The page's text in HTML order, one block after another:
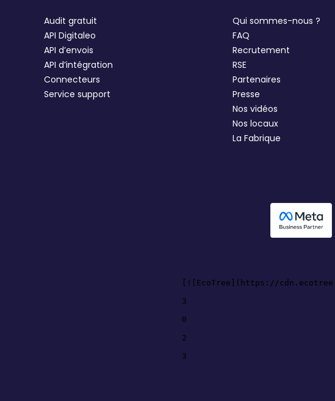
Audit gratuit
API Digitaleo
API d’envois
API d’intégration
Connecteurs
Service support
Qui sommes-nous ?
FAQ
Recrutement
RSE
Partenaires
Presse
Nos vidéos
Nos locaux
La Fabrique